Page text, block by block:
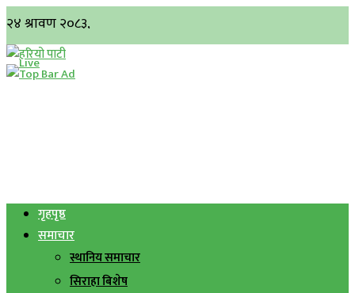
गृहपृष्ठ
समाचार
स्थानिय समाचार
सिराहा बिशेष